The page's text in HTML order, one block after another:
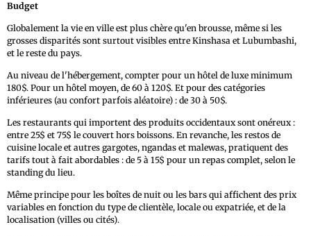
Budget
Globalement la vie en ville est plus chère qu'en brousse, même si les
grosses disparités sont surtout visibles entre Kinshasa et Lubumbashi,
et le reste du pays.
Au niveau de l'hébergement, compter pour un hôtel de luxe minimum
180$. Pour un hôtel moyen, de 60 à 120$. Et pour des catégories
inférieures (au confort parfois aléatoire) : de 30 à 50$.
Les restaurants qui importent des produits occidentaux sont onéreux :
entre 25$ et 75$ le couvert hors boissons. En revanche, les restos de
cuisine locale et autres gargotes, ngandas et malewas, pratiquent des
tarifs tout à fait abordables : de 5 à 15$ pour un repas complet, selon le
standing du lieu.
Même principe pour les boîtes de nuit ou les bars qui affichent des prix
variables en fonction du type de clientèle, locale ou expatriée, et de la
localisation (villes ou cités).